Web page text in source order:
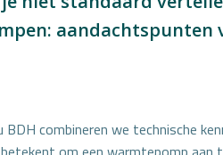
aandachtspunten
BDH combineren we technische